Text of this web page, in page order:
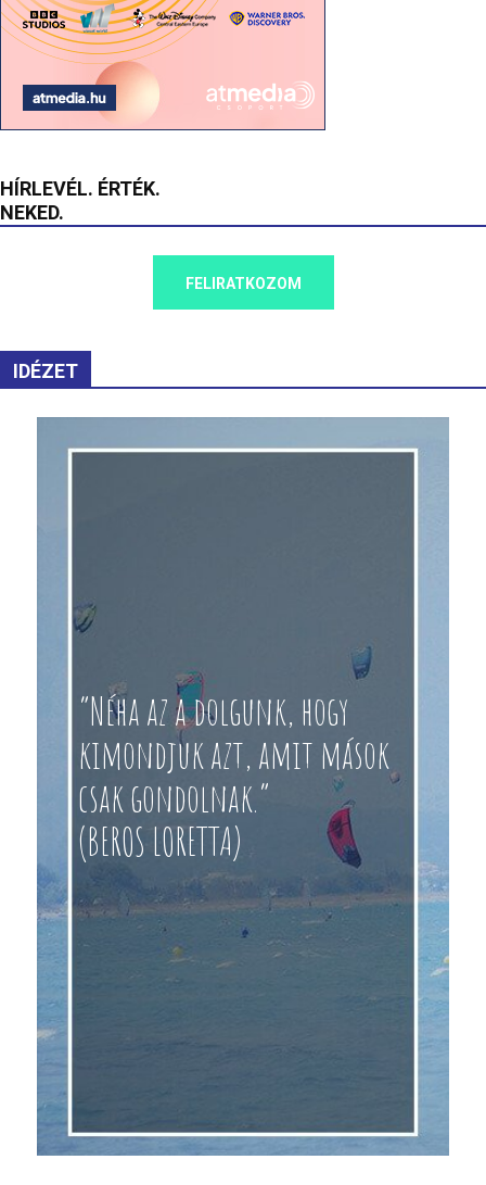
HÍRLEVÉL. ÉRTÉK.
NEKED.
FELIRATKOZOM
IDÉZET
“Néha az a dolgunk, hogy
kimondjuk azt, amit mások
csak gondolnak.”
(BEROS LORETTA)